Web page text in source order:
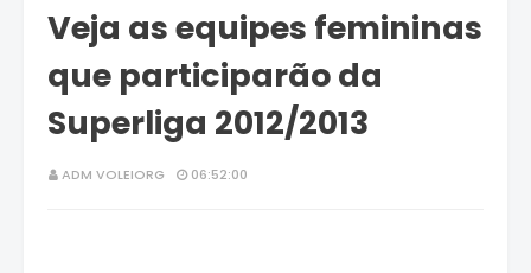
Veja as equipes femininas
que participarão da
Superliga 2012/2013
ADM VOLEIORG 06:52:00